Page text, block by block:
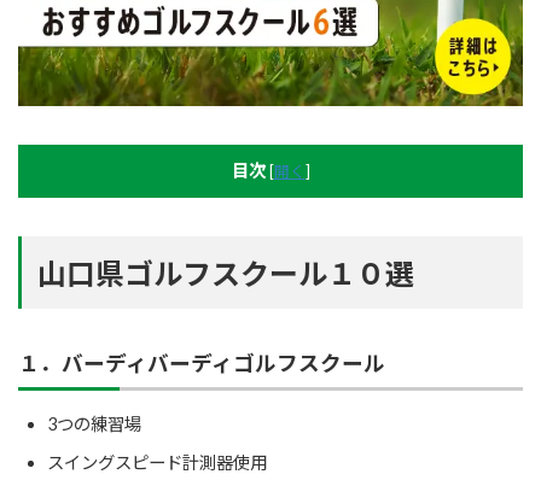
目次 [開く ]
山口県ゴルフスクール１０選
１．バーディバーディゴルフスクール
3つの練習場
スイングスピード計測器使用